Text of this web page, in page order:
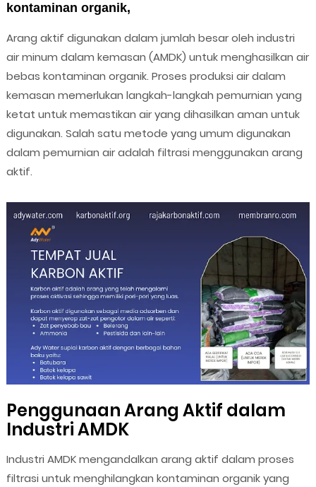
kontaminan organik,
Arang aktif digunakan dalam jumlah besar oleh industri
air minum dalam kemasan (AMDK) untuk menghasilkan air
bebas kontaminan organik. Proses produksi air dalam
kemasan memerlukan langkah-langkah pemurnian yang
ketat untuk memastikan air yang dihasilkan aman untuk
digunakan. Salah satu metode yang umum digunakan
dalam pemurnian air adalah filtrasi menggunakan arang
aktif.
Penggunaan Arang Aktif dalam
Industri AMDK
Industri AMDK mengandalkan arang aktif dalam proses
filtrasi untuk menghilangkan kontaminan organik yang